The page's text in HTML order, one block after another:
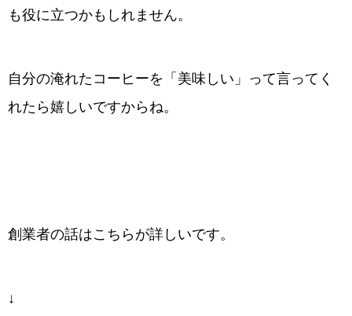
も役に立つかもしれません。
自分の淹れたコーヒーを「美味しい」って言ってく
れたら嬉しいですからね。
創業者の話はこちらが詳しいです。
↓